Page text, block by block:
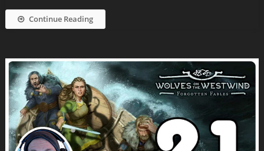
Continue Reading